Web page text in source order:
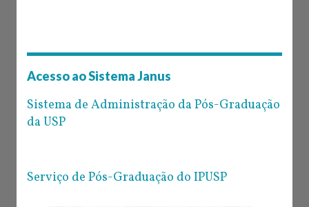
Acesso ao Sistema Janus
Sistema de Administração da Pós-Graduação
da USP
Serviço de Pós-Graduação do IPUSP